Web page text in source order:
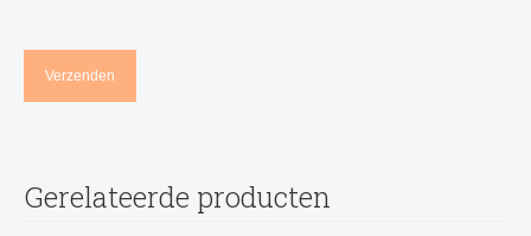
Gerelateerde producten